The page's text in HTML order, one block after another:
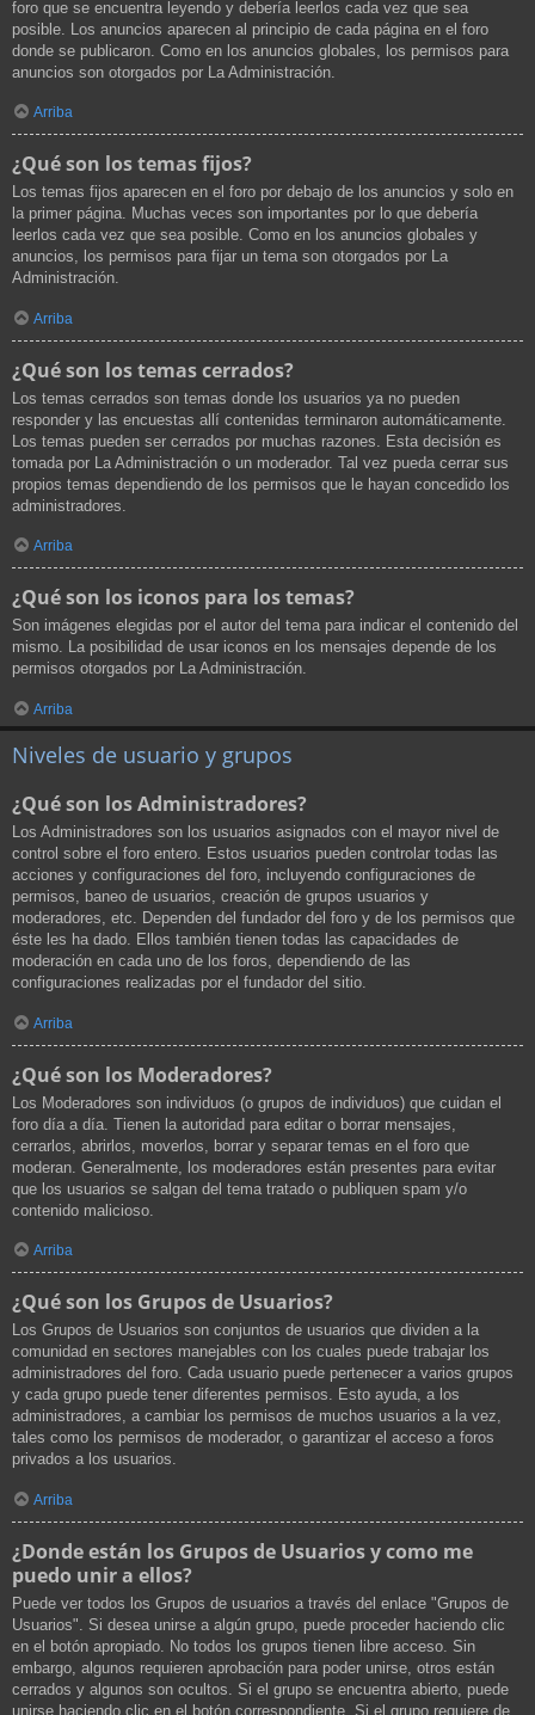
foro que se encuentra leyendo y debería leerlos cada vez que sea
posible. Los anuncios aparecen al principio de cada página en el foro
donde se publicaron. Como en los anuncios globales, los permisos para
anuncios son otorgados por La Administración.
Arriba
¿Qué son los temas fijos?
Los temas fijos aparecen en el foro por debajo de los anuncios y solo en
la primer página. Muchas veces son importantes por lo que debería
leerlos cada vez que sea posible. Como en los anuncios globales y
anuncios, los permisos para fijar un tema son otorgados por La
Administración.
Arriba
¿Qué son los temas cerrados?
Los temas cerrados son temas donde los usuarios ya no pueden
responder y las encuestas allí contenidas terminaron automáticamente.
Los temas pueden ser cerrados por muchas razones. Esta decisión es
tomada por La Administración o un moderador. Tal vez pueda cerrar sus
propios temas dependiendo de los permisos que le hayan concedido los
administradores.
Arriba
¿Qué son los iconos para los temas?
Son imágenes elegidas por el autor del tema para indicar el contenido del
mismo. La posibilidad de usar iconos en los mensajes depende de los
permisos otorgados por La Administración.
Arriba
Niveles de usuario y grupos
¿Qué son los Administradores?
Los Administradores son los usuarios asignados con el mayor nivel de
control sobre el foro entero. Estos usuarios pueden controlar todas las
acciones y configuraciones del foro, incluyendo configuraciones de
permisos, baneo de usuarios, creación de grupos usuarios y
moderadores, etc. Dependen del fundador del foro y de los permisos que
éste les ha dado. Ellos también tienen todas las capacidades de
moderación en cada uno de los foros, dependiendo de las
configuraciones realizadas por el fundador del sitio.
Arriba
¿Qué son los Moderadores?
Los Moderadores son individuos (o grupos de individuos) que cuidan el
foro día a día. Tienen la autoridad para editar o borrar mensajes,
cerrarlos, abrirlos, moverlos, borrar y separar temas en el foro que
moderan. Generalmente, los moderadores están presentes para evitar
que los usuarios se salgan del tema tratado o publiquen spam y/o
contenido malicioso.
Arriba
¿Qué son los Grupos de Usuarios?
Los Grupos de Usuarios son conjuntos de usuarios que dividen a la
comunidad en sectores manejables con los cuales puede trabajar los
administradores del foro. Cada usuario puede pertenecer a varios grupos
y cada grupo puede tener diferentes permisos. Esto ayuda, a los
administradores, a cambiar los permisos de muchos usuarios a la vez,
tales como los permisos de moderador, o garantizar el acceso a foros
privados a los usuarios.
Arriba
¿Donde están los Grupos de Usuarios y como me
puedo unir a ellos?
Puede ver todos los Grupos de usuarios a través del enlace "Grupos de
Usuarios". Si desea unirse a algún grupo, puede proceder haciendo clic
en el botón apropiado. No todos los grupos tienen libre acceso. Sin
embargo, algunos requieren aprobación para poder unirse, otros están
cerrados y algunos son ocultos. Si el grupo se encuentra abierto, puede
unirse haciendo clic en el botón correspondiente. Si el grupo requiere de